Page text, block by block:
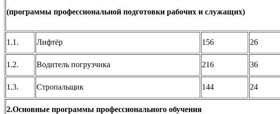
(программы профессиональной подготовки рабочих и служащих)
1.1. Лифтёр 156 26
1.2. Водитель погрузчика 216 36
1.3. Стропальщик 144 24
2.Основные программы профессионального обучения